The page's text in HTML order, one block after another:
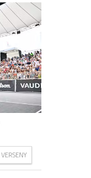
VERSENY